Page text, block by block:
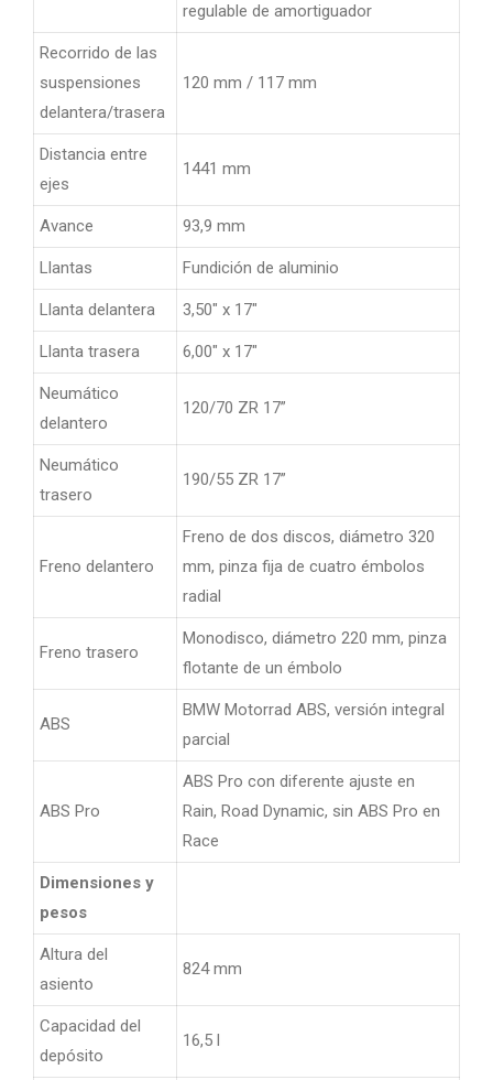
regulable de amortiguador
Recorrido de las
suspensiones
delantera/trasera
120 mm / 117 mm
Distancia entre
ejes
1441 mm
Avance 93,9 mm
Llantas Fundición de aluminio
Llanta delantera 3,50″ x 17″
Llanta trasera 6,00″ x 17″
Neumático
delantero
120/70 ZR 17”
Neumático
trasero
190/55 ZR 17”
Freno delantero
Freno de dos discos, diámetro 320
mm, pinza fija de cuatro émbolos
radial
Freno trasero
Monodisco, diámetro 220 mm, pinza
flotante de un émbolo
ABS
BMW Motorrad ABS, versión integral
parcial
ABS Pro
ABS Pro con diferente ajuste en
Rain, Road Dynamic, sin ABS Pro en
Race
Dimensiones y
pesos
Altura del
asiento
824 mm
Capacidad del
depósito
16,5 l